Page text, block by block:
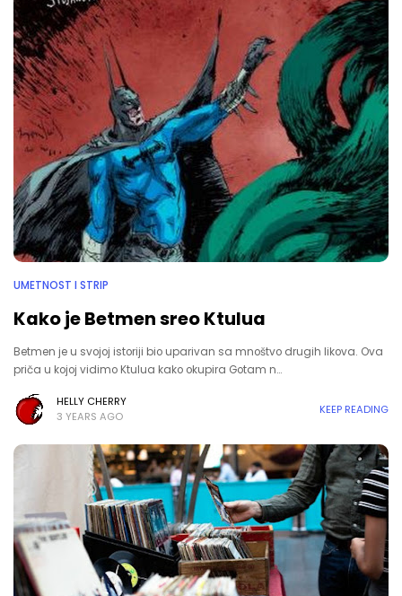
UMETNOST I STRIP
Kako je Betmen sreo Ktulua
Betmen je u svojoj istoriji bio uparivan sa mnoštvo drugih likova. Ova
priča u kojoj vidimo Ktulua kako okupira Gotam n…
HELLY CHERRY
3 YEARS AGO
KEEP READING